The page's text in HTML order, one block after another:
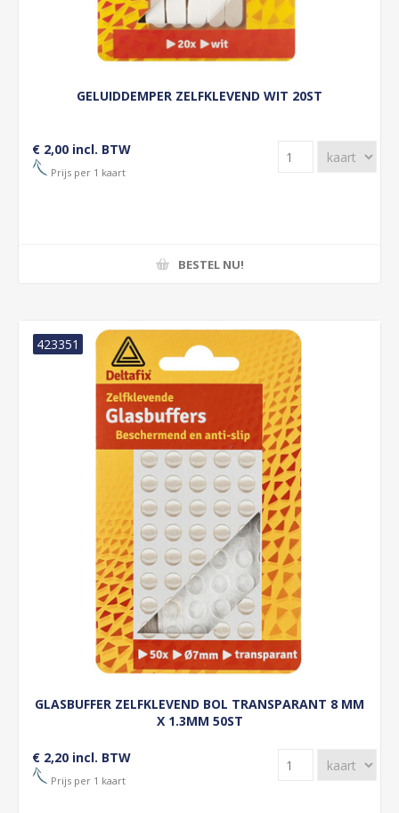
GELUIDDEMPER ZELFKLEVEND WIT 20ST
€ 2,00 incl. BTW
Prijs per 1 kaart
BESTEL NU!
GLASBUFFER ZELFKLEVEND BOL TRANSPARANT 8 MM
X 1.3MM 50ST
423351
€ 2,20 incl. BTW
Prijs per 1 kaart